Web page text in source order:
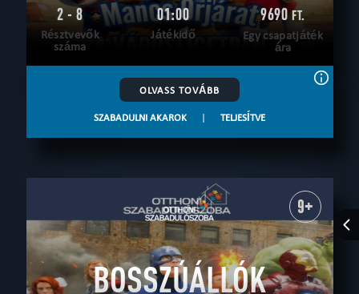
2 - 8
Résztvevők
száma
01:00
Játékidő
9690FT.
Egy csapatjáték
ára
OLVASS TOVÁBB
SZABADULNI AKAROK | TELJESÍTVE
9+
BOSSZÚÁLLÓK